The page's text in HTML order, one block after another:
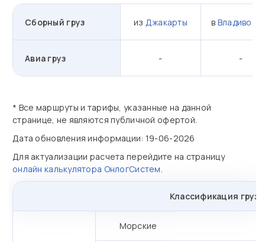
Сборный груз из Джакарты в
Авиа груз - -
* Все маршруты и тарифы, указанные на данной
странице, не являются публичной офертой.
Дата обновления информации: 19-06-2026
Для актуализации расчета перейдите на страницу
онлайн калькулятора ОнлогСистем.
Классификация
Морские